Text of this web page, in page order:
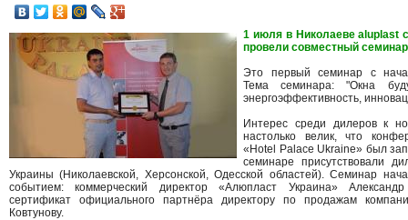
1 июля в Николаеве aluplast
провели совместный
Это первый семинар с
Тема семинара: "Окна
энергоэффективность,
Интерес среди дилеров к
настолько велик, что
«Hotel Palace Ukraine» был
семинаре присутствовали
Украины (Николаевской, Херсонской, Одесской областей). Семинар
событием: коммерческий директор «Алюпласт Украина»
сертификат официального партнёра директору по продажам
Ковтунову.